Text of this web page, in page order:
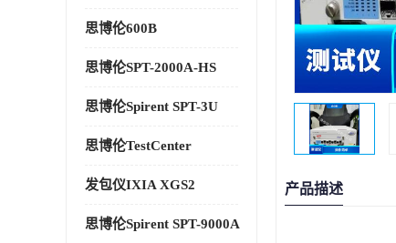
思博伦600B
思博伦SPT-2000A-HS
思博伦Spirent SPT-3U
思博伦TestCenter
发包仪IXIA XGS2
思博伦Spirent SPT-9000A
产品描述